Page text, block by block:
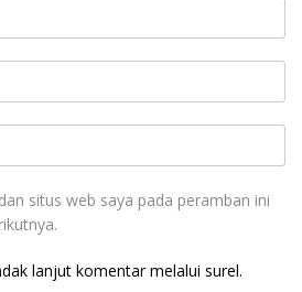
situs web saya pada peramban ini
lanjut komentar melalui surel.